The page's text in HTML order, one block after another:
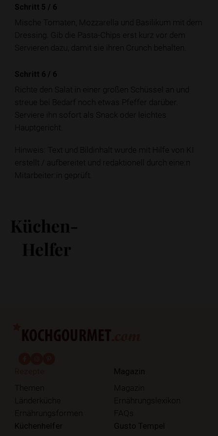
Schritt 5 / 6
Mische Tomaten, Mozzarella und Basilikum mit dem
Dressing. Gib die Pasta-Chips erst kurz vor dem
Servieren dazu, damit sie ihren Crunch behalten.
Schritt 6 / 6
Richte den Salat in einer großen Schüssel an und
streue bei Bedarf noch etwas Pfeffer darüber.
Serviere ihn sofort als Snack oder leichtes
Hauptgericht.
Hinweis: Text und Bildinhalt wurde mit Hilfe von KI
erstellt / aufbereitet und redaktionell durch eine:n
Mitarbeiter:in geprüft.
Küchen-
Helfer
Themen
Länderküche
Ernährungsformen
Magazin
Magazin
Ernährungslexikon
FAQs
Küchenhelfer Gusto Tempel